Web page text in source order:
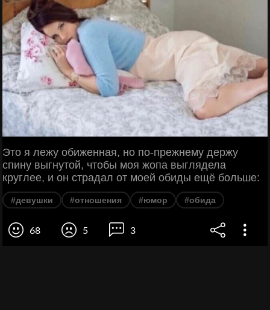
Это я лежу обиженная, но по-прежнему держу
спину выгнутой, чтобы моя жопа выглядела
круглее, и он страдал от моей обиды ещё больше:
#девушки #отношения #юмор #обида
68 5 3